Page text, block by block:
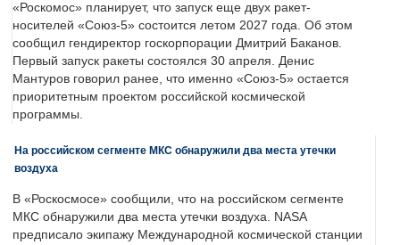
«Роскомос» планирует, что запуск еще двух ракет-
носителей «Союз-5» состоится летом 2027 года. Об этом
сообщил гендиректор госкорпорации Дмитрий Баканов.
Первый запуск ракеты состоялся 30 апреля. Денис
Мантуров говорил ранее, что именно «Союз-5» остается
приоритетным проектом российской космической
программы.
На российском сегменте МКС обнаружили два места утечки
воздуха
В «Роскосмосе» сообщили, что на российском сегменте
МКС обнаружили два места утечки воздуха. NASA
предписало экипажу Международной космической станции